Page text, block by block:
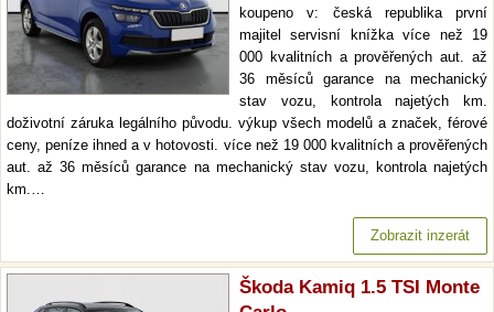
koupeno v: česká republika první
majitel servisní knížka více než 19
000 kvalitních a prověřených aut. až
36 měsíců garance na mechanický
stav vozu, kontrola najetých km.
doživotní záruka legálního původu. výkup všech modelů a značek, férové
ceny, peníze ihned a v hotovosti. více než 19 000 kvalitních a prověřených
aut. až 36 měsíců garance na mechanický stav vozu, kontrola najetých
km.…
Zobrazit inzerát
Škoda Kamiq 1.5 TSI Monte